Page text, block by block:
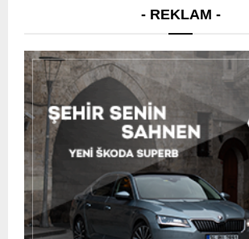
- REKLAM -